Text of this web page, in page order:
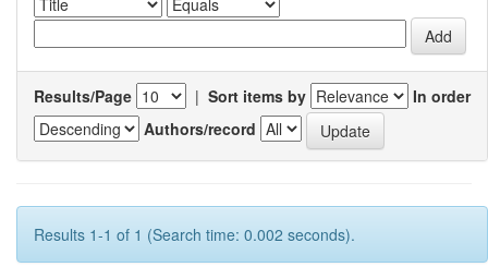
Results/Page | Sort items by
In order
Authors/record
Results 1-1 of 1 (Search time: 0.002 seconds).